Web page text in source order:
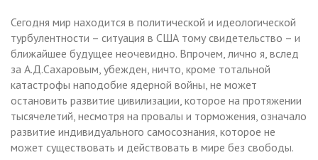
Сегодня мир находится в политической и идеологической
турбулентности – ситуация в США тому свидетельство – и
ближайшее будущее неочевидно. Впрочем, лично я, вслед
за А.Д.Сахаровым, убежден, ничто, кроме тотальной
катастрофы наподобие ядерной войны, не может
остановить развитие цивилизации, которое на протяжении
тысячелетий, несмотря на провалы и торможения, означало
развитие индивидуального самосознания, которое не
может существовать и действовать в мире без свободы.